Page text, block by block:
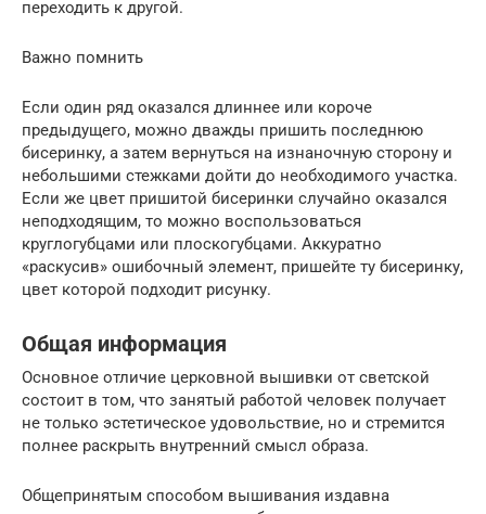
переходить к другой.
Важно помнить
Если один ряд оказался длиннее или короче
предыдущего, можно дважды пришить последнюю
бисеринку, а затем вернуться на изнаночную сторону и
небольшими стежками дойти до необходимого участка.
Если же цвет пришитой бисеринки случайно оказался
неподходящим, то можно воспользоваться
круглогубцами или плоскогубцами. Аккуратно
«раскусив» ошибочный элемент, пришейте ту бисеринку,
цвет которой подходит рисунку.
Общая информация
Основное отличие церковной вышивки от светской
состоит в том, что занятый работой человек получает
не только эстетическое удовольствие, но и стремится
полнее раскрыть внутренний смысл образа.
Общепринятым способом вышивания издавна